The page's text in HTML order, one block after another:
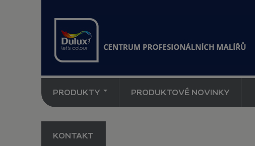
PRODUKTY PRODUKTOVÉ NOVINKY
KONTAKT